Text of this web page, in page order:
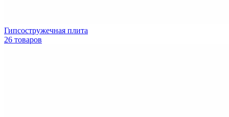
Гипсостружечная плита
26 товаров